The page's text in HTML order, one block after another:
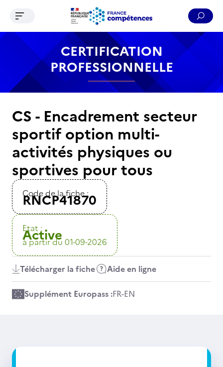
Contenu Recherche Menu Pied de page
Ouvrir le menu de navigation
CERTIFICATION
PROFESSIONNELLE
CS - Encadrement secteur
sportif option multi-
activités physiques ou
sportives pour tous
Code de la fiche :
RNCP41870
Etat :
Active
à partir du 01-09-2026
Télécharger la fiche Aide en ligne
Supplément Europass :FR-EN